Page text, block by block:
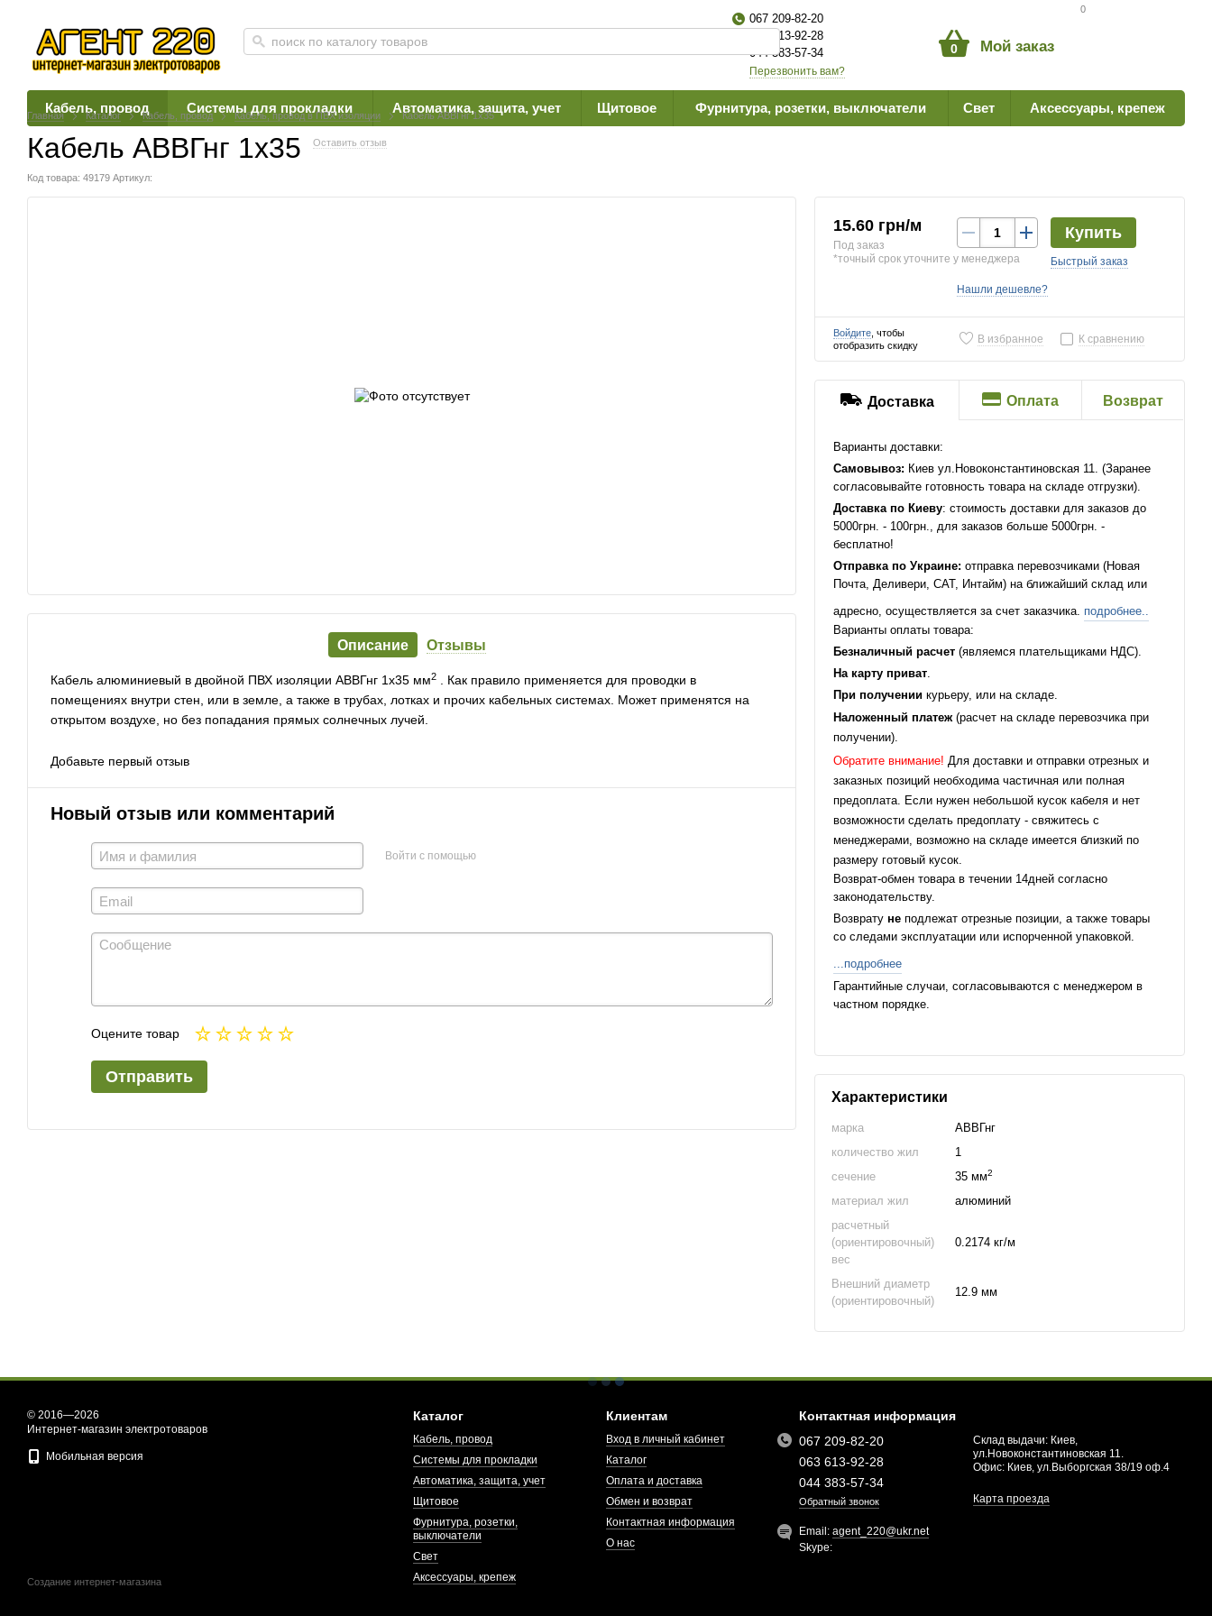
0
067 209-82-20
063 613-92-28
044 383-57-34
Перезвонить вам?
0 Мой заказ
Кабель, провод Системы для прокладки Автоматика, защита, учет Щитовое Фурнитура, розетки, выключатели Свет Аксессуары, крепеж
Главная Каталог Кабель, провод Кабель, провод в ПВХ изоляции Кабель АВВГнг 1х35
Кабель АВВГнг 1х35 Оставить отзыв
Код товара: 49179 Артикул:
Описание Отзывы
Кабель алюминиевый в двойной ПВХ изоляции АВВГнг 1х35 мм2
. Как правило применяется для проводки в
помещениях внутри стен, или в земле, а также в трубах, лотках и прочих кабельных системах. Может применятся на
открытом воздухе, но без попадания прямых солнечных лучей.
Добавьте первый отзыв
Новый отзыв или комментарий
Войти с помощью
Оцените товар
Отправить
15.60 грн/м
Под заказ
*точный срок уточните у менеджера
Купить
Быстрый заказ
Нашли дешевле?
Войдите , чтобы
отобразить скидку
В избранное К сравнению
Доставка Оплата Возврат
Варианты доставки:
Самовывоз: Киев ул.Новоконстантиновская 11. (Заранее
согласовывайте готовность товара на складе отгрузки).
Доставка по Киеву: стоимость доставки для заказов до
5000грн. - 100грн., для заказов больше 5000грн. -
бесплатно!
Отправка по Украине: отправка перевозчиками (Новая
Почта, Деливери, САТ, Интайм) на ближайший склад или
адресно, осуществляется за счет заказчика. подробнее..
Варианты оплаты товара:
Безналичный расчет (являемся плательщиками НДС).
На карту приват.
При получении курьеру, или на складе.
Наложенный платеж(расчет на складе перевозчика при
получении).
Обратите внимание! Для доставки и отправки отрезных и
заказных позиций необходима частичная или полная
предоплата. Если нужен небольшой кусок кабеля и нет
возможности сделать предоплату - свяжитесь с
менеджерами, возможно на складе имеется близкий по
размеру готовый кусок.
Возврат-обмен товара в течении 14дней согласно
законодательству.
Возвратуне подлежат отрезные позиции, а также товары
со следами эксплуатации или испорченной упаковкой.
...подробнее
Гарантийные случаи, согласовываются с менеджером в
частном порядке.
Характеристики
марка
АВВГнг
количество жил
1
сечение
35 мм2
материал жил
алюминий
расчетный
(ориентировочный)
вес
0.2174 кг/м
Внешний диаметр
(ориентировочный)
12.9 мм
© 2016—2026
Интернет-магазин электротоваров
Мобильная версия
Каталог
Кабель, провод
Системы для прокладки
Автоматика, защита, учет
Щитовое
Фурнитура, розетки,
выключатели
Свет
Аксессуары, крепеж
Клиентам
Вход в личный кабинет
Каталог
Оплата и доставка
Обмен и возврат
Контактная информация
О нас
Контактная информация
067 209-82-20
063 613-92-28
044 383-57-34
Обратный звонок
Склад выдачи: Киев,
ул.Новоконстантиновская 11.
Офис: Киев, ул.Выборгская 38/19 оф.4
Карта проезда
Email:agent_220@ukr.net
Skype:
Создание интернет-магазина